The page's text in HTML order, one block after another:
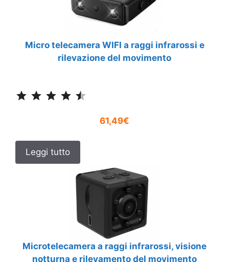
Micro telecamera WIFI a raggi infrarossi e
rilevazione del movimento
61,49€
Leggi tutto
Microtelecamera a raggi infrarossi, visione
notturna e rilevamento del movimento